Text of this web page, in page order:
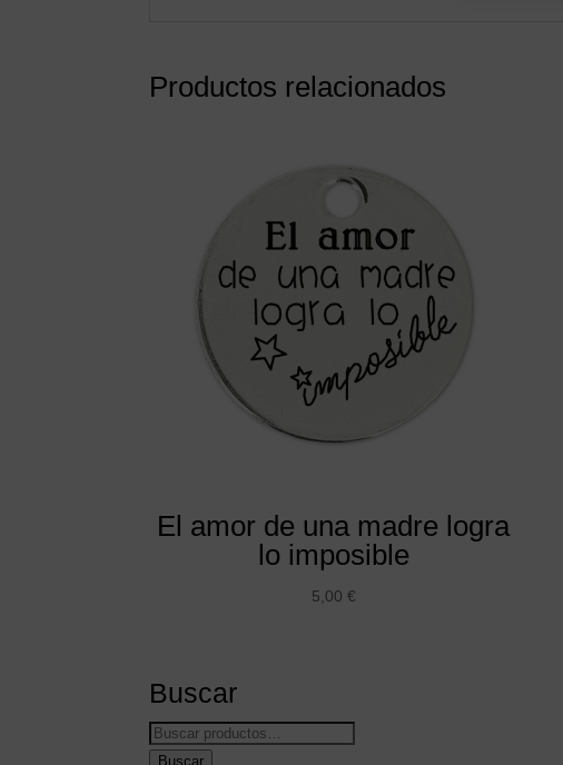
Productos relacionados
El amor de una madre logra
lo imposible
5,00 €
Buscar
Buscar
por:
Buscar